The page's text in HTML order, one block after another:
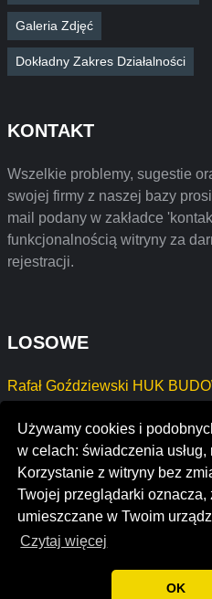
Używamy cookies i
w celach: świadczenia usług,
Korzystanie z witryny bez
Twojej przeglądarki oznacza,
umieszczane w Twoim
Czytaj więcej
OK
Galeria Zdjęć
Dokładny Zakres Działalności
KONTAKT
Wszelkie problemy, sugestie
swojej firmy z naszej bazy
mail podany w zakładce
funkcjonalnością witryny za
rejestracji.
LOSOWE
Rafał Goździewski HUK
precision heavy equipment
diba industries inc.
hashigo zake limited
cloud 9 studios
© 2022 Opinie o